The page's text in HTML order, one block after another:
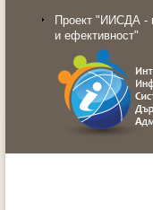
Проект "ИИСДА -
и ефективност"